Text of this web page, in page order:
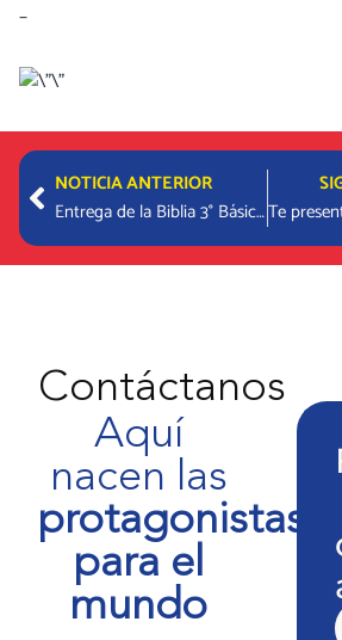
–
PrevNOTICIA ANTERIOR
Entrega de la Biblia 3° Básicos
Contáctanos
Aquí
nacen las
protagonistas
para el
mundo